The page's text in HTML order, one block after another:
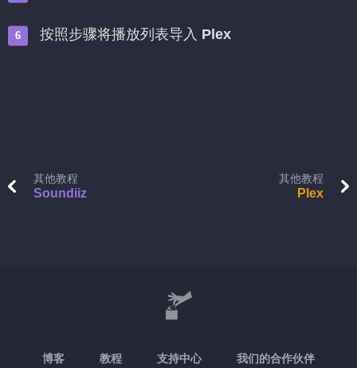
按照步骤将播放列表导入 Plex
其他教程
Soundiiz
其他教程
Plex
博客 教程 支持中心 我们的合作伙伴